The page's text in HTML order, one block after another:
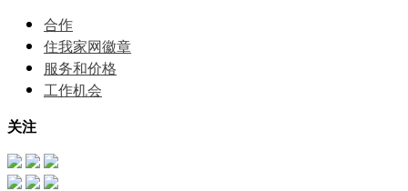
合作
住我家网徽章
服务和价格
⼯作机会
关注